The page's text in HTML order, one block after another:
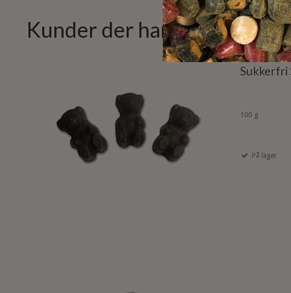
Kunder der har købt dette
Sukkerfri
100 g
På lager